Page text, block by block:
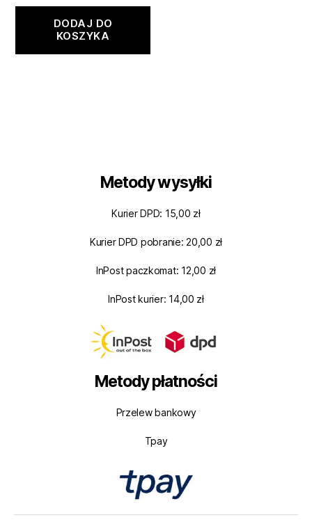
DODAJ DO
KOSZYKA
Metody wysyłki
Kurier DPD: 15,00 zł
Kurier DPD pobranie: 20,00 zł
InPost paczkomat: 12,00 zł
InPost kurier: 14,00 zł
Metody płatności
Przelew bankowy
Tpay